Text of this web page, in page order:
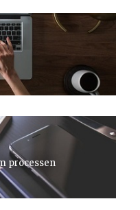
processen